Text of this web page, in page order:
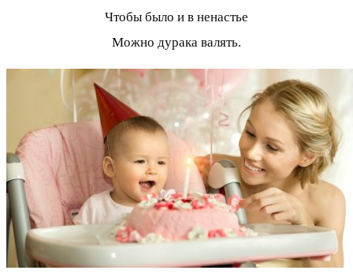
Чтобы было и в ненастье
Можно дурака валять.